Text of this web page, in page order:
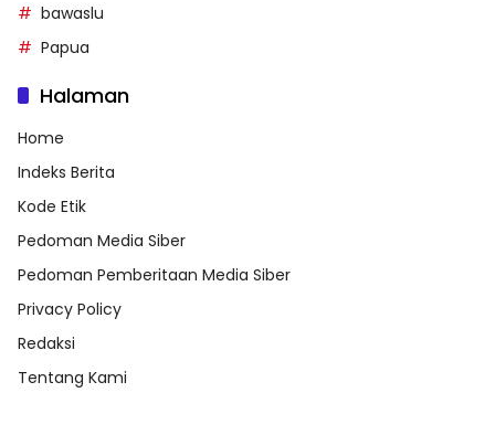
bawaslu
Papua
Halaman
Home
Indeks Berita
Kode Etik
Pedoman Media Siber
Pedoman Pemberitaan Media Siber
Privacy Policy
Redaksi
Tentang Kami